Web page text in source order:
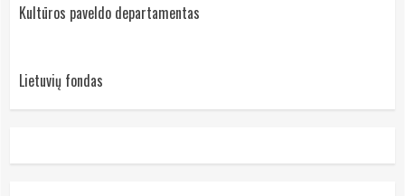
Kultūros paveldo departamentas
Lietuvių fondas